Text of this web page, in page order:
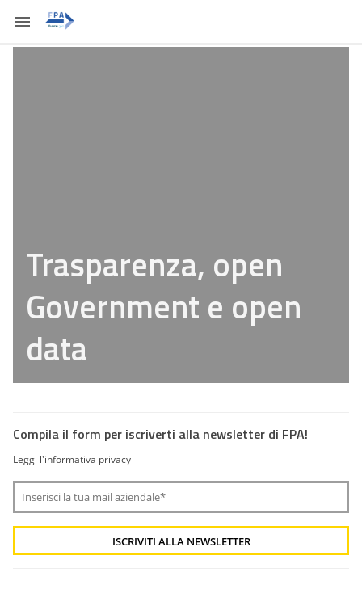
Trasparenza, open
Government e open
data
Compila il form per iscriverti alla newsletter di FPA!
Leggi l'informativa privacy